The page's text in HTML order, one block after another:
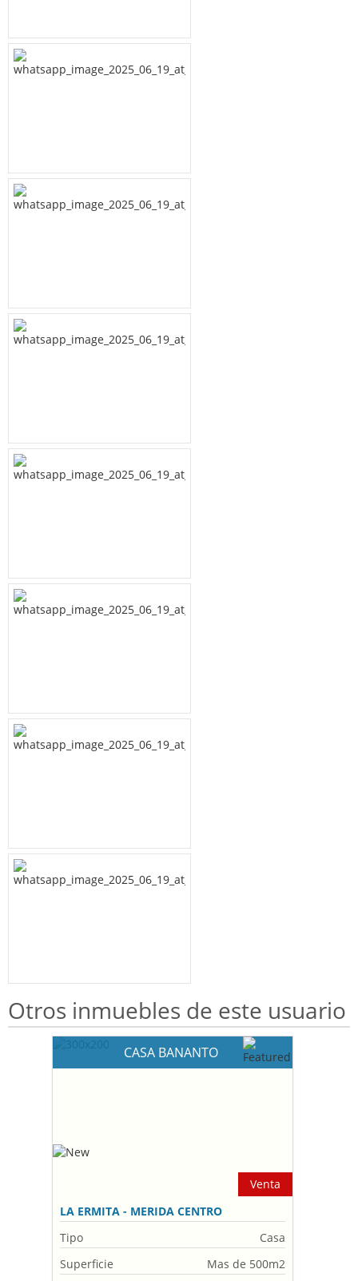
Otros inmuebles de este usuario
CASA BANANTO
Venta
LA ERMITA - MERIDA CENTRO
Tipo
Casa
Superficie
Mas de 500m2